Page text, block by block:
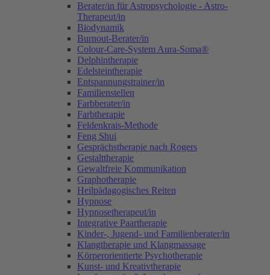
Berater/in für Astropsychologie - Astro-
Therapeut/in
Biodynamik
Burnout-Berater/in
Colour-Care-System Aura-Soma®
Delphintherapie
Edelsteintherapie
Entspannungstrainer/in
Familienstellen
Farbberater/in
Farbtherapie
Feldenkrais-Methode
Feng Shui
Gesprächstherapie nach Rogers
Gestalttherapie
Gewaltfreie Kommunikation
Graphotherapie
Heilpädagogisches Reiten
Hypnose
Hypnosetherapeut/in
Integrative Paartherapie
Kinder-, Jugend- und Familienberater/in
Klangtherapie und Klangmassage
Körperorientierte Psychotherapie
Kunst- und Kreativtherapie